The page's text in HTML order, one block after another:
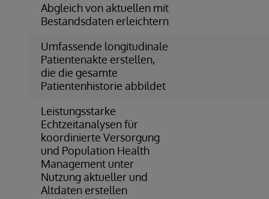
Abgleich von aktuellen mit
Bestandsdaten erleichtern
Umfassende longitudinale
Patientenakte erstellen,
die die gesamte
Patientenhistorie abbildet
Leistungsstarke
Echtzeitanalysen für
koordinierte Versorgung
und Population Health
Management unter
Nutzung aktueller und
Altdaten erstellen